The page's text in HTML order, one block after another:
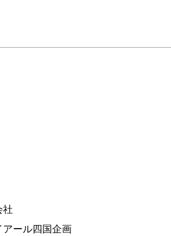
社
アール四国企画